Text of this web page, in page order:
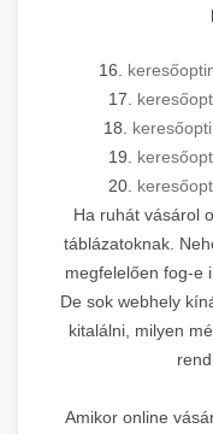
16.
17.
18.
19.
20.
Ha ruhát vásárol
táblázatoknak.
megfelelően fog-e
De sok webhely
kitalálni, milyen
Amikor online